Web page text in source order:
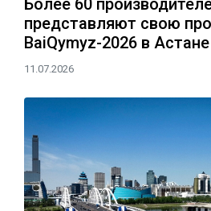
Более 60
представляют свою
BaiQymyz-2026 в Астане
11.07.2026